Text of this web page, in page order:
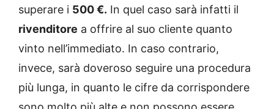
superare i 500 €. In quel caso sarà infatti il
rivenditore a offrire al suo cliente quanto
vinto nell’immediato. In caso contrario,
invece, sarà doveroso seguire una procedura
più lunga, in quanto le cifre da corrispondere